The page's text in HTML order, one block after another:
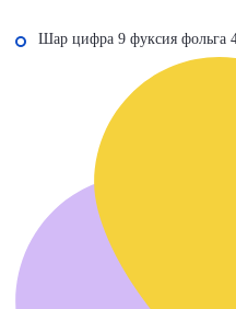
Шар цифра 9 фуксия фольга